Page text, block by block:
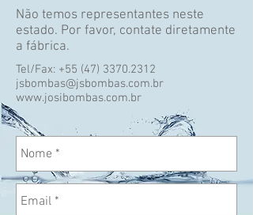
Não temos representantes neste
estado. Por favor, contate diretamente
a fábrica.
Tel/Fax: +55 (47) 3370.2312
jsbombas@jsbombas.com.br
www.josibombas.com.br